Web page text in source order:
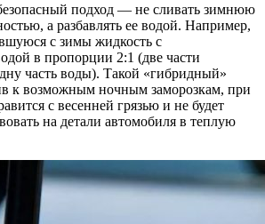
подход — не сливать зимнюю
а разбавлять ее водой. Например,
с зимы жидкость с
в пропорции 2:1 (две части
часть воды). Такой «гибридный»
к возможным ночным заморозкам, при
с весенней грязью и не будет
на детали автомобиля в теплую